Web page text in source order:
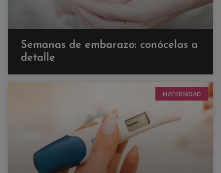
Semanas de embarazo: conócelas a
detalle
MATERNIDAD